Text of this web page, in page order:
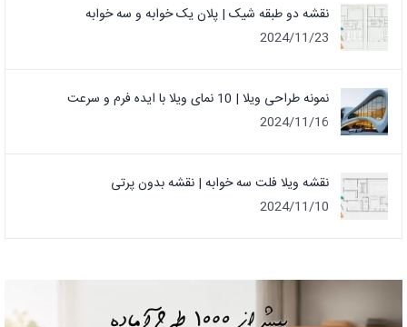
نقشه دو طبقه شیک | پلان یک خوابه و سه خوابه
2024/11/23
نمونه طراحی ویلا | 10 نمای ویلا با ایده فرم و سرعت
2024/11/16
نقشه ویلا فلت سه خوابه | نقشه بدون پرتی
2024/11/10